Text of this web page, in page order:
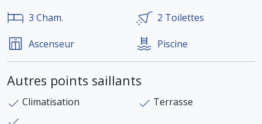
3 Cham. 2 Toilettes
Ascenseur Piscine
Autres points saillants
Climatisation Terrasse